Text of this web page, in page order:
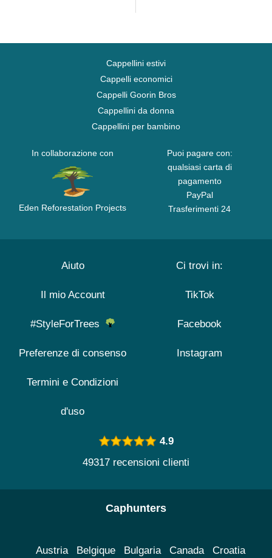
Cappellini estivi
Cappelli economici
Cappelli Goorin Bros
Cappellini da donna
Cappellini per bambino
In collaborazione con
Eden Reforestation Projects
Puoi pagare con:
qualsiasi carta di
pagamento
PayPal
Trasferimenti 24
Aiuto
Il mio Account
#StyleForTrees
Preferenze di consenso
Termini e Condizioni
d'uso
Ci trovi in:
TikTok
Facebook
Instagram
4.9
49317 recensioni clienti
Caphunters
Austria Belgique Bulgaria Canada Croatia